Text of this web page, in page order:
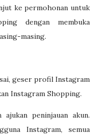
ke permohonan untuk
dengan membuka
masing.
geser profil Instagram
Instagram Shopping.
peninjauan akun.
Instagram, semua